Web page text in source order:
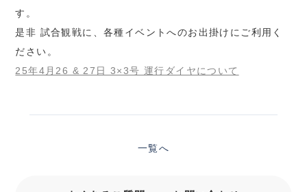
す。
是非 試合観戦に、各種イベントへのお出掛けにご利用く
ださい。
25年4月26 & 27日 3×3号 運行ダイヤについて
一覧へ